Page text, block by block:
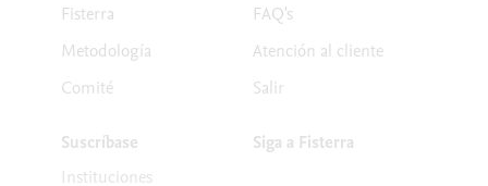
Fisterra
Metodología
Comité
Suscríbase
Instituciones
FAQ's
Atención al cliente
Salir
Siga a Fisterra